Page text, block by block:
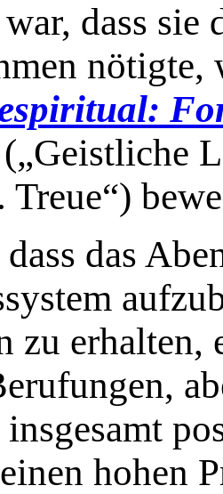
dass sie
nötigte,
Treue“)
das
zu
hohen